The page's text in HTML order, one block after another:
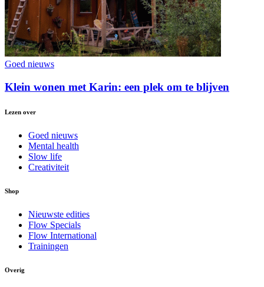
Goed nieuws
Klein wonen met Karin: een plek om te blijven
Lezen over
Goed nieuws
Mental health
Slow life
Creativiteit
Shop
Nieuwste edities
Flow Specials
Flow International
Trainingen
Overig